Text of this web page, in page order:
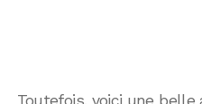
Toutefois, voici une